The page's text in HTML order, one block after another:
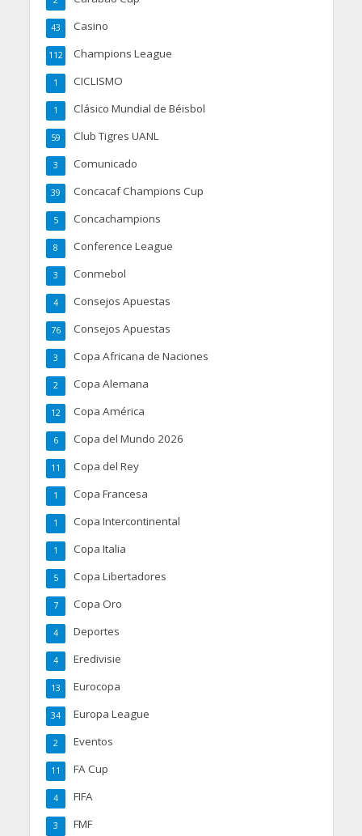
Casino
43
Champions League
112
CICLISMO
1
Clásico Mundial de Béisbol
1
Club Tigres UANL
59
Comunicado
3
Concacaf Champions Cup
39
Concachampions
5
Conference League
8
Conmebol
3
Consejos Apuestas
4
Consejos Apuestas
76
Copa Africana de Naciones
3
Copa Alemana
2
Copa América
12
Copa del Mundo 2026
6
Copa del Rey
11
Copa Francesa
1
Copa Intercontinental
1
Copa Italia
1
Copa Libertadores
5
Copa Oro
7
Deportes
4
Eredivisie
4
Eurocopa
13
Europa League
34
Eventos
2
FA Cup
11
FIFA
4
FMF
3